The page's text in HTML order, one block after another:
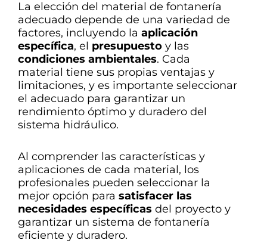
La elección del material de fontanería
adecuado depende de una variedad de
factores, incluyendo la aplicación
específica, el presupuesto y las
condiciones ambientales. Cada
material tiene sus propias ventajas y
limitaciones, y es importante seleccionar
el adecuado para garantizar un
rendimiento óptimo y duradero del
sistema hidráulico.
Al comprender las características y
aplicaciones de cada material, los
profesionales pueden seleccionar la
mejor opción para satisfacer las
necesidades específicas del proyecto y
garantizar un sistema de fontanería
eficiente y duradero.